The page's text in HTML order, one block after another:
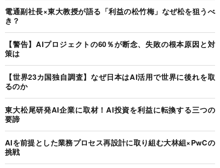
電通副社長×東大教授が語る「利益の松竹梅」なぜ松を狙うべ
き？
【警告】AIプロジェクトの60％が断念、失敗の根本原因と対
策は
【世界23カ国独自調査】なぜ日本はAI活用で世界に後れを取
るのか
東大松尾研発AI企業に取材！AI投資を利益に転換する三つの
要諦
AIを前提とした業務プロセス再設計に取り組む大林組×PwCの
挑戦